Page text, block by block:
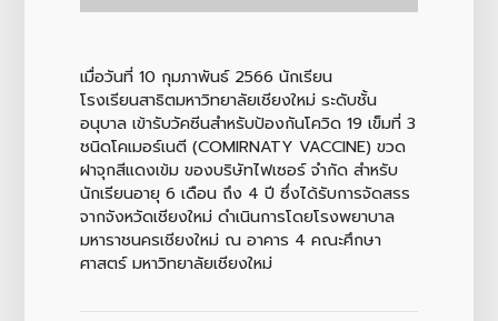
เมื่อวันที่ 10 กุมภาพันธ์ 2566 นักเรียน
โรงเรียนสาธิตมหาวิทยาลัยเชียงใหม่ ระดับชั้น
อนุบาล เข้ารับวัคซีนสำหรับป้องกันโควิด 19 เข็มที่ 3
ชนิดโคเมอร์เนตี (COMIRNATY VACCINE) ขวด
ฝาจุกสีแดงเข้ม ของบริษัทไฟเซอร์ จำกัด สำหรับ
นักเรียนอายุ 6 เดือน ถึง 4 ปี ซึ่งได้รับการจัดสรร
จากจังหวัดเชียงใหม่ ดำเนินการโดยโรงพยาบาล
มหาราชนครเชียงใหม่ ณ อาคาร 4 คณะศึกษา
ศาสตร์ มหาวิทยาลัยเชียงใหม่